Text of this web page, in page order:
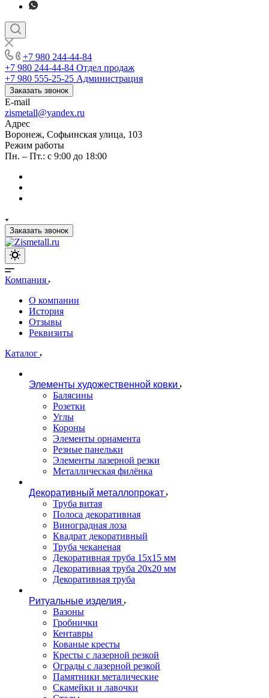
+7 980 244-44-84
+7 980 244-44-84 Отдел продаж
+7 980 555-25-25 Администрация
Заказать звонок
E-mail
zismetall@yandex.ru
Адрес
Воронеж, Софьинская улица, 103
Режим работы
Пн. – Пт.: с 9:00 до 18:00
Заказать звонок
Компания
О компании
История
Отзывы
Реквизиты
Каталог
Элементы художественной ковки
Балясины
Розетки
Углы
Короны
Элементы орнамента
Резные панельки
Элементы лазерной резки
Металлическая филёнка
Декоративный металлопрокат
Труба витая
Полоса декоративная
Виноградная лоза
Квадрат декоративный
Труба чеканеная
Декоративная труба 15х15 мм
Декоративная труба 20х20 мм
Декоративная труба
Ритуальные изделия
Вазоны
Гробнички
Кентавры
Кованые кресты
Кресты с лазерной резкой
Ограды с лазерной резкой
Памятники металические
Скамейки и лавочки